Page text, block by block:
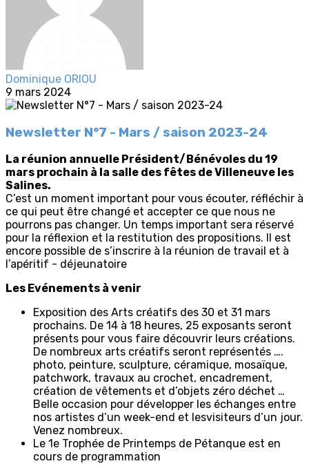
Dominique ORIOU
9 mars 2024
Newsletter N°7 - Mars / saison 2023-24
La réunion annuelle Président/Bénévoles du 19
mars prochain à la salle des fêtes de Villeneuve les
Salines.
C’est un moment important pour vous écouter, réfléchir à
ce qui peut être changé et accepter ce que nous ne
pourrons pas changer. Un temps important sera réservé
pour la réflexion et la restitution des propositions. Il est
encore possible de s’inscrire à la réunion de travail et à
l’apéritif - déjeunatoire
Les Evénements à venir
Exposition des Arts créatifs des 30 et 31 mars
prochains. De 14 à 18 heures, 25 exposants seront
présents pour vous faire découvrir leurs créations.
De nombreux arts créatifs seront représentés ….
photo, peinture, sculpture, céramique, mosaïque,
patchwork, travaux au crochet, encadrement,
création de vêtements et d’objets zéro déchet …
Belle occasion pour développer les échanges entre
nos artistes d’un week-end et lesvisiteurs d’un jour.
Venez nombreux.
Le 1e Trophée de Printemps de Pétanque est en
cours de programmation